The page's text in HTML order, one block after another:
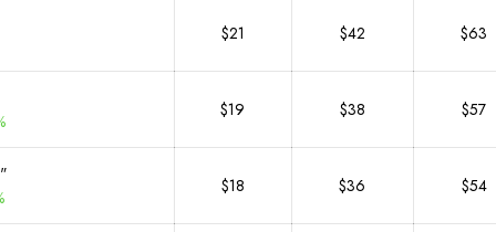
$21 $42 $63
$19 $38 $57
$18 $36 $54